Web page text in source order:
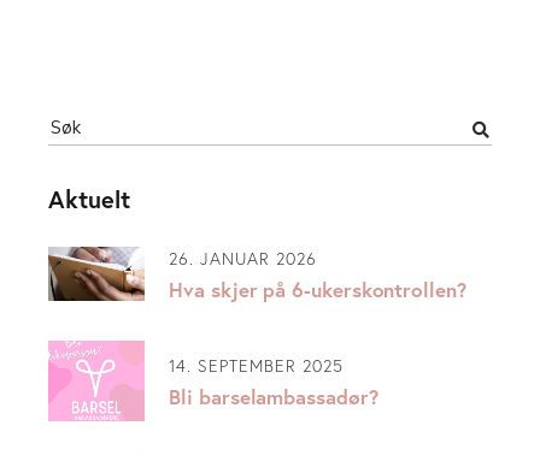
Aktuelt
26. JANUAR 2026
Hva skjer på 6-ukerskontrollen?
14. SEPTEMBER 2025
Bli barselambassadør?